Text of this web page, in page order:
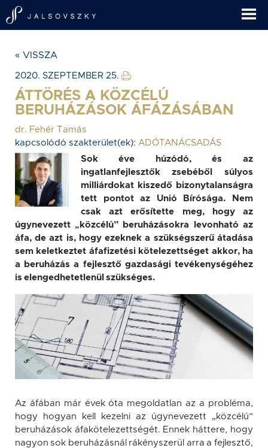
« VISSZA
2020. SZEPTEMBER 25.
ÁTTÖRÉS A KÖZCÉLÚ
BERUHÁZÁSOK ÁFÁZÁSÁBAN
dr. Fehér Tamás
kapcsolódó szakterület(ek): ADÓTANÁCSADÁS
Sok éve húzódó, és az
ingatlanfejlesztők zsebéből súlyos
milliárdokat kiszedő bizonytalanságra
tett pontot az Unió Bírósága. Nem
csak azt erősítette meg, hogy az
úgynevezett „közcélú” beruházásokra levonható az
áfa, de azt is, hogy ezeknek a szükségszerű átadása
sem keletkeztet áfafizetési kötelezettséget akkor, ha
a beruházás a fejlesztő gazdasági tevékenységéhez
is elengedhetetlenül szükséges.
Az áfában már évek óta megoldatlan az a probléma,
hogy hogyan kell kezelni az úgynevezett „közcélú”
beruházások áfakötelezettségét. Ennek háttere, hogy
nagyon sok beruházásnál rákényszerül arra a fejlesztő,